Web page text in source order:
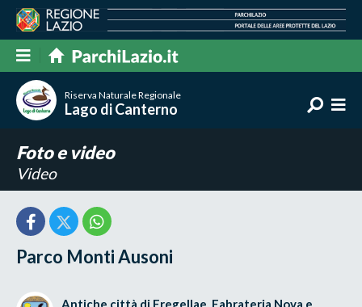
Riserva Naturale Regionale
Lago di Canterno
Foto e video
Video
Parco Monti Ausoni
Antiche città di Fregellae, Fabrateria Nova e